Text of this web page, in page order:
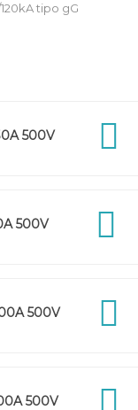
tipo gG
500V
500V
500V
500V